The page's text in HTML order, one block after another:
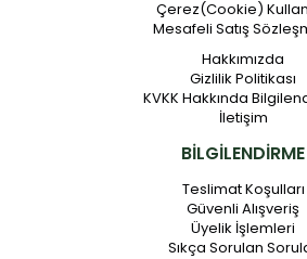
Çerez(Cookie)
Mesafeli Satış
Hakkımızda
Gizlilik Politikası
KVKK Hakkında
İletişim
BİLGİLENDİRME
Teslimat Koşulları
Güvenli Alışveriş
Üyelik İşlemleri
Sıkça Sorulan